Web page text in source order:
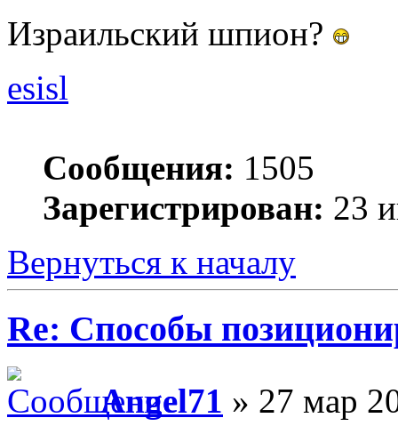
Израильский шпион?
esisl
Сообщения: 1505
Зарегистрирован: 23
Вернуться к началу
Re: Способы
Angel71 » 27 мар